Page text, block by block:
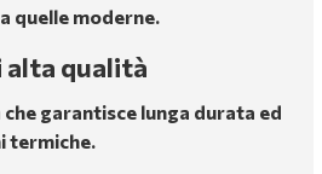
quelle moderne.
qualità
garantisce lunga durata ed
termiche.